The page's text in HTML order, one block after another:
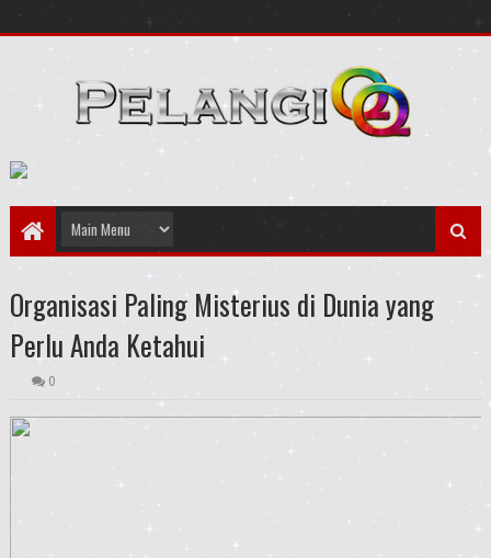
Organisasi Paling Misterius di Dunia yang
Perlu Anda Ketahui
0